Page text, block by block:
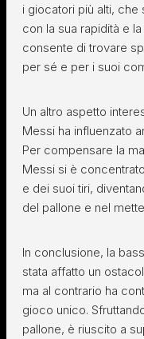
i giocatori più alti,
con la sua rapidità e
consente di trovare
per sé e per i suoi
Un altro aspetto
Messi ha influenzato
Per compensare la
Messi si è
e dei suoi tiri,
del pallone e nel
In conclusione, la
stata affatto un
ma al contrario ha
gioco unico.
pallone, è riuscito a